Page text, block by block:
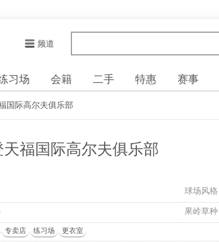
频道
习场 会籍 二手 特惠 赛事
国际高尔夫俱乐部
天福国际高尔夫俱乐部
球场风格
果岭草种
专卖店 练习场 更衣室